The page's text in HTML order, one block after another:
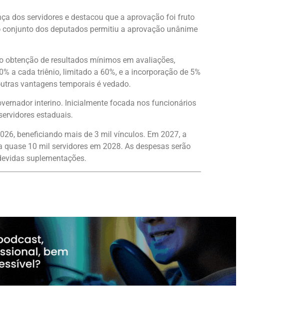
dos servidores e destacou que a aprovação foi fruto
dos deputados permitiu a aprovação unânime
obtenção de resultados mínimos em avaliações,
a cada triênio, limitado a 60%, e a incorporação de 5%
vantagens temporais é vedado.
interino. Inicialmente focada nos funcionários
estaduais.
beneficiando mais de 3 mil vínculos. Em 2027, a
10 mil servidores em 2028. As despesas serão
suplementações.